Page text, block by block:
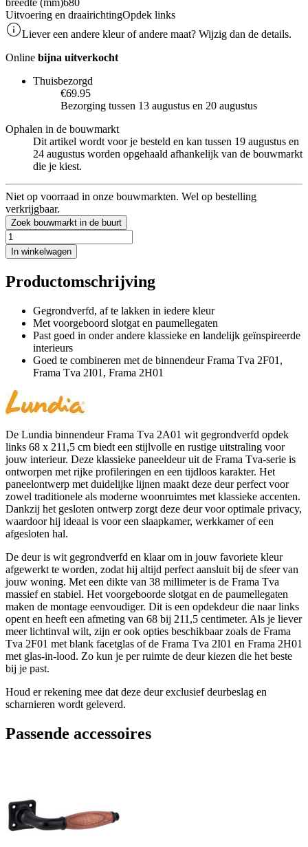
Uitvoering en draairichtingOpdek links
Liever een andere kleur of andere maat? Wijzig dan de details.
Online bijna uitverkocht
Thuisbezorgd
€69.95
Bezorging tussen 13 augustus en 20 augustus
Ophalen in de bouwmarkt
Dit artikel wordt voor je besteld en kan tussen 19 augustus en
24 augustus worden opgehaald afhankelijk van de bouwmarkt
die je kiest.
Niet op voorraad in onze bouwmarkten. Wel op bestelling
verkrijgbaar.
Zoek bouwmarkt in de buurt
In winkelwagen
Productomschrijving
Gegrondverfd, af te lakken in iedere kleur
Met voorgeboord slotgat en paumellegaten
Past goed in onder andere klassieke en landelijk geïnspireerde
interieurs
Goed te combineren met de binnendeur Frama Tva 2F01,
Frama Tva 2I01, Frama 2H01
De Lundia binnendeur Frama Tva 2A01 wit gegrondverfd opdek
links 68 x 211,5 cm biedt een stijlvolle en rustige uitstraling voor
jouw interieur. Deze klassieke paneeldeur uit de Frama Tva-serie is
ontworpen met rijke profileringen en een tijdloos karakter. Het
paneelontwerp met duidelijke lijnen maakt deze deur perfect voor
zowel traditionele als moderne woonruimtes met klassieke accenten.
Dankzij het gesloten ontwerp zorgt deze deur voor optimale privacy,
waardoor hij ideaal is voor een slaapkamer, werkkamer of een
afgesloten hal.
De deur is wit gegrondverfd en klaar om in jouw favoriete kleur
afgewerkt te worden, zodat hij altijd perfect aansluit bij de sfeer van
jouw woning. Met een dikte van 38 millimeter is de Frama Tva
massief en stabiel. Het voorgeboorde slotgat en de paumellegaten
maken de montage eenvoudiger. Dit is een opdekdeur die naar links
opent en heeft een afmeting van 68 bij 211,5 centimeter. Als je liever
meer lichtinval wilt, zijn er ook opties beschikbaar zoals de Frama
Tva 2F01 met blank facetglas of de Frama Tva 2I01 en Frama 2H01
met glas-in-lood. Zo kun je per ruimte de deur kiezen die het beste
bij je past.
Houd er rekening mee dat deze deur exclusief deurbeslag en
scharnieren wordt geleverd.
Passende accessoires